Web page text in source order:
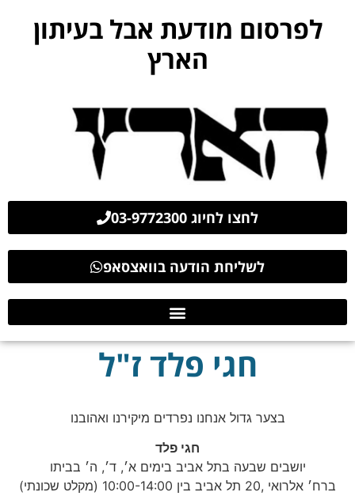
לפרסום מודעת אבל בעיתון
הארץ
לחצו לחיוג 03-9772300
לשליחת הודעה בוואצסאפ
חגי פלד ז"ל
בצער גדול אנחנו נפרדים מיקירנו ואהובנו
חגי פלד
יושבים שבעה בתל אביב בימים א׳, ד׳, ה׳ בביתו
ברח׳ אלרואי ,20 תל אביב בין 10:00-14:00 (מקלט שכונתי)